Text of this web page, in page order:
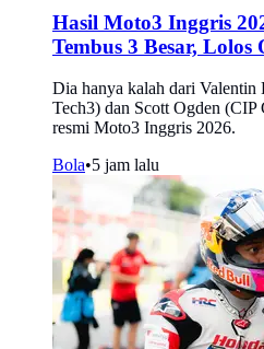
Hasil Moto3 Inggris
Tembus 3 Besar, Lolos
Dia hanya kalah dari
Tech3) dan Scott Ogden (CIP
resmi Moto3 Inggris 2026.
Bola•5 jam lalu